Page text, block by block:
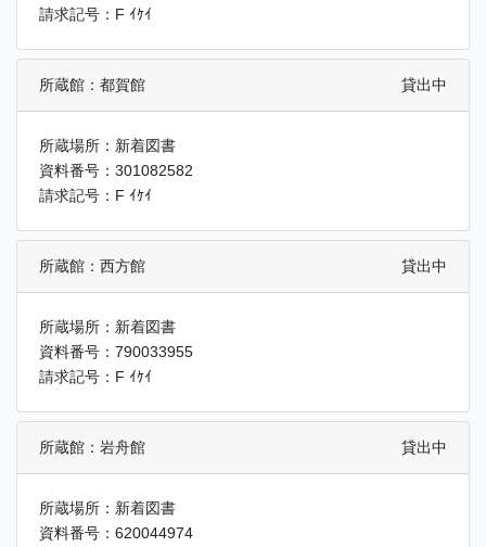
請求記号：F ｲｹｲ
所蔵館：都賀館 貸出中
所蔵場所：新着図書
資料番号：301082582
請求記号：F ｲｹｲ
所蔵館：西方館 貸出中
所蔵場所：新着図書
資料番号：790033955
請求記号：F ｲｹｲ
所蔵館：岩舟館 貸出中
所蔵場所：新着図書
資料番号：620044974